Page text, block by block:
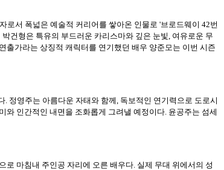
로서 폭넓은 예술적 커리어를 쌓아온 인물로 '브로드웨이 42번
건형은 특유의 부드러운 카리스마와 깊은 눈빛, 여유로운 무
가라는 상징적 캐릭터를 연기했던 배우 양준모는 이번 시즌
정영주는 아름다운 자태와 함께, 독보적인 연기력으로 도로시
인간적인 내면을 조화롭게 그려낼 예정이다. 윤공주는 섬세
로 마침내 주인공 자리에 오른 배우다. 실제 무대 위에서의 성